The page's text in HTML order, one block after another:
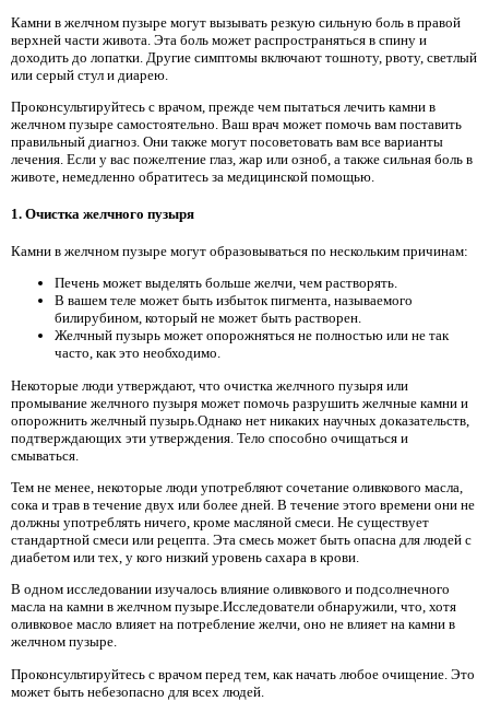
Камни в желчном пузыре могут вызывать резкую сильную боль в правой
верхней части живота. Эта боль может распространяться в спину и
доходить до лопатки. Другие симптомы включают тошноту, рвоту, светлый
или серый стул и диарею.
Проконсультируйтесь с врачом, прежде чем пытаться лечить камни в
желчном пузыре самостоятельно. Ваш врач может помочь вам поставить
правильный диагноз. Они также могут посоветовать вам все варианты
лечения. Если у вас пожелтение глаз, жар или озноб, а также сильная боль в
животе, немедленно обратитесь за медицинской помощью.
1. Очистка желчного пузыря
Камни в желчном пузыре могут образовываться по нескольким причинам:
Печень может выделять больше желчи, чем растворять.
В вашем теле может быть избыток пигмента, называемого
билирубином, который не может быть растворен.
Желчный пузырь может опорожняться не полностью или не так
часто, как это необходимо.
Некоторые люди утверждают, что очистка желчного пузыря или
промывание желчного пузыря может помочь разрушить желчные камни и
опорожнить желчный пузырь.Однако нет никаких научных доказательств,
подтверждающих эти утверждения. Тело способно очищаться и
смываться.
Тем не менее, некоторые люди употребляют сочетание оливкового масла,
сока и трав в течение двух или более дней. В течение этого времени они не
должны употреблять ничего, кроме масляной смеси. Не существует
стандартной смеси или рецепта. Эта смесь может быть опасна для людей с
диабетом или тех, у кого низкий уровень сахара в крови.
В одном исследовании изучалось влияние оливкового и подсолнечного
масла на камни в желчном пузыре.Исследователи обнаружили, что, хотя
оливковое масло влияет на потребление желчи, оно не влияет на камни в
желчном пузыре.
Проконсультируйтесь с врачом перед тем, как начать любое очищение. Это
может быть небезопасно для всех людей.